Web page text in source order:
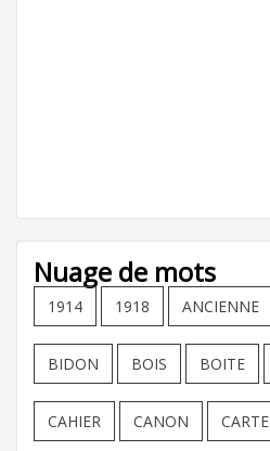
Nuage de mots
1914 1918 ANCIENNE
BIDON BOIS BOITE
CAHIER CANON CARTE